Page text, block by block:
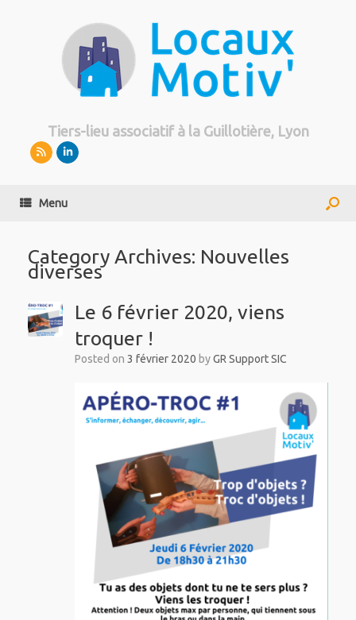
Tiers-lieu associatif à la Guillotière, Lyon
Menu
Category Archives: Nouvelles
diverses
Le 6 février 2020, viens
troquer !
Posted on 3 février 2020 byGR Support SIC